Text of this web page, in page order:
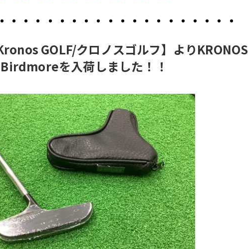
・・・・・・・・・・・・・・・・・・・
GOLF/クロノスゴルフ】よりKRONOS
を入荷しました！！